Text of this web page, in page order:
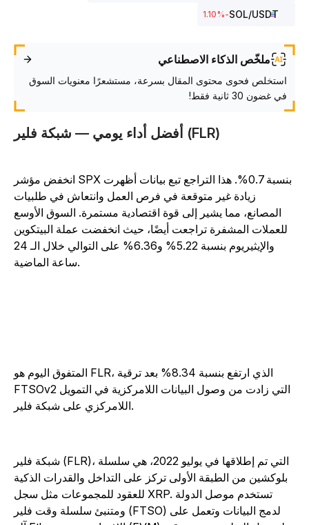
SOL/USDT
-1.10
%
ملخّص الذكاء الاصطناعي
استخلص فحوى محتوى المقال بسرعة، مستشعرًا معنويات السوق
في غضون 30 ثانية فقط!
أفضل أداء يومي — شبكة فلير (FLR)
انخفض مؤشر SPX بنسبة 0.7%. هذا التراجع تبع بيانات أظهرت
زيادة غير متوقعة في فرص العمل وانتعاش في طلبيات
المصانع، مما يشير إلى قوة اقتصادية مستمرة. السوق الأوسع
للعملات المشفرة تراجعت أيضًا، حيث انخفضت عملة البيتكوين
والإيثيريوم بنسبة 5.22% و6.36% على التوالي خلال الـ 24
المتفوق اليوم هو FLR، الذي ارتفع بنسبة 8.34% بعد ترقية
FTSOv2 التي زادت من وصول البيانات اللامركزية في التمويل
شبكة فلير (FLR)، التي تم إطلاقها في يوليو 2022، هي سلسلة
بلوكشين من الطبقة الأولى تركز على التداخل والقدرات الذكية
للعقود للمجموعات مثل سجل XRP. تستخدم موصل الدولة
ومتنبئ سلسلة وقت فلير (FTSO) لدمج البيانات وتعمل على